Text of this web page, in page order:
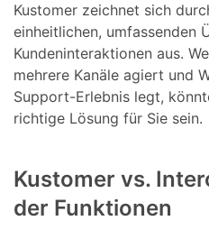
Kustomer zeichnet sich
einheitlichen, umfassenden
Kundeninteraktionen aus.
mehrere Kanäle agiert und
Support-Erlebnis legt,
richtige Lösung für Sie sein.
Kustomer vs.
der Funktionen